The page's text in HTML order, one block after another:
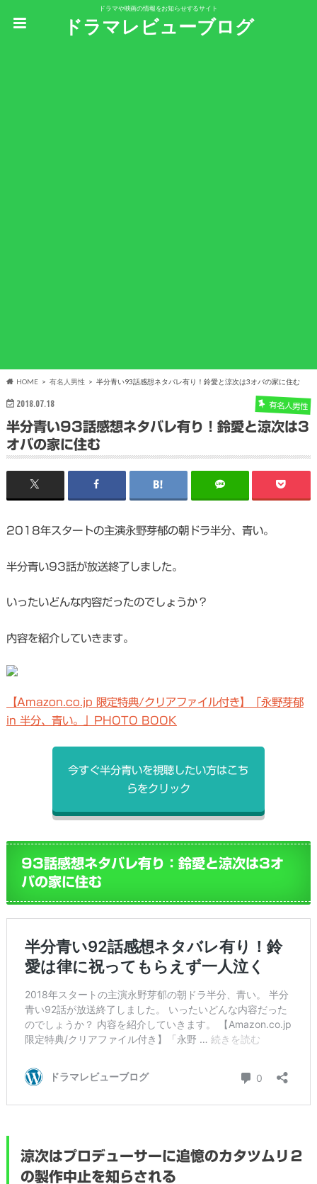
ドラマや映画の情報をお知らせするサイト
ドラマレビューブログ
HOME 有名人男性 半分青い93話感想ネタバレ有り！鈴愛と涼次は3オバの家に住む
2018.07.18 有名人男性
半分青い93話感想ネタバレ有り！鈴愛と涼次は3
オバの家に住む
2018年スタートの主演永野芽郁の朝ドラ半分、青い。
半分青い93話が放送終了しました。
いったいどんな内容だったのでしょうか？
内容を紹介していきます。
【Amazon.co.jp 限定特典/クリアファイル付き】「永野芽郁
in 半分、青い。」PHOTO BOOK
今すぐ半分青いを視聴したい方はこち
らをクリック
93話感想ネタバレ有り：鈴愛と涼次は3オ
バの家に住む
涼次はプロデューサーに追憶のカタツムリ２
の製作中止を知らされる